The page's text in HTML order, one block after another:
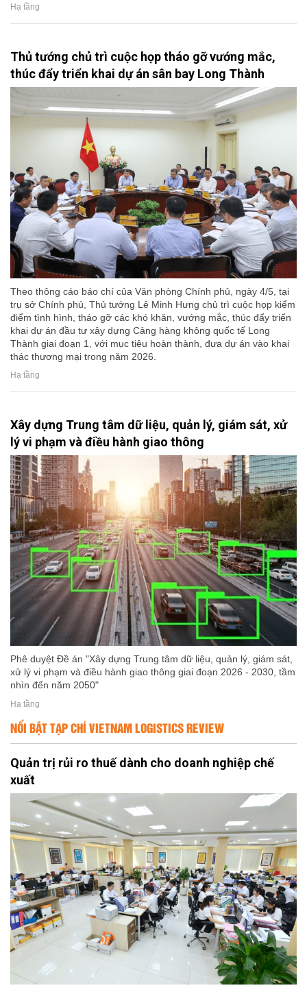
Hạ tầng
Thủ tướng chủ trì cuộc họp tháo gỡ vướng mắc,
thúc đẩy triển khai dự án sân bay Long Thành
Theo thông cáo báo chí của Văn phòng Chính phủ, ngày 4/5, tại
trụ sở Chính phủ, Thủ tướng Lê Minh Hưng chủ trì cuộc họp kiểm
điểm tình hình, tháo gỡ các khó khăn, vướng mắc, thúc đẩy triển
khai dự án đầu tư xây dựng Cảng hàng không quốc tế Long
Thành giai đoạn 1, với mục tiêu hoàn thành, đưa dự án vào khai
thác thương mại trong năm 2026.
Hạ tầng
Xây dựng Trung tâm dữ liệu, quản lý, giám sát, xử
lý vi phạm và điều hành giao thông
Phê duyệt Đề án "Xây dựng Trung tâm dữ liệu, quản lý, giám sát,
xử lý vi phạm và điều hành giao thông giai đoạn 2026 - 2030, tầm
nhìn đến năm 2050"
Hạ tầng
NỔI BẬT TẠP CHÍ VIETNAM LOGISTICS REVIEW
Quản trị rủi ro thuế dành cho doanh nghiệp chế
xuất